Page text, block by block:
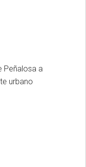
Peñalosa a
urbano